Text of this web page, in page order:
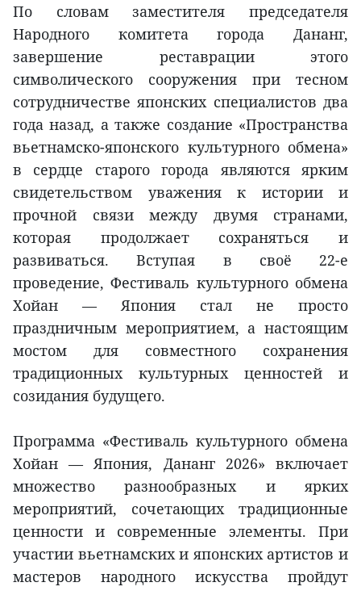
По словам заместителя председателя
Народного комитета города Дананг,
завершение реставрации этого
символического сооружения при тесном
сотрудничестве японских специалистов два
года назад, а также создание «Пространства
вьетнамско-японского культурного обмена»
в сердце старого города являются ярким
свидетельством уважения к истории и
прочной связи между двумя странами,
которая продолжает сохраняться и
развиваться. Вступая в своё 22-е
проведение, Фестиваль культурного обмена
Хойан — Япония стал не просто
праздничным мероприятием, а настоящим
мостом для совместного сохранения
традиционных культурных ценностей и
созидания будущего.
Программа «Фестиваль культурного обмена
Хойан — Япония, Дананг 2026» включает
множество разнообразных и ярких
мероприятий, сочетающих традиционные
ценности и современные элементы. При
участии вьетнамских и японских артистов и
мастеров народного искусства пройдут